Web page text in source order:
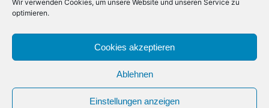
Wir verwenden Cookies, um unsere Website und unseren Service zu
optimieren.
Cookies akzeptieren
Ablehnen
Einstellungen anzeigen